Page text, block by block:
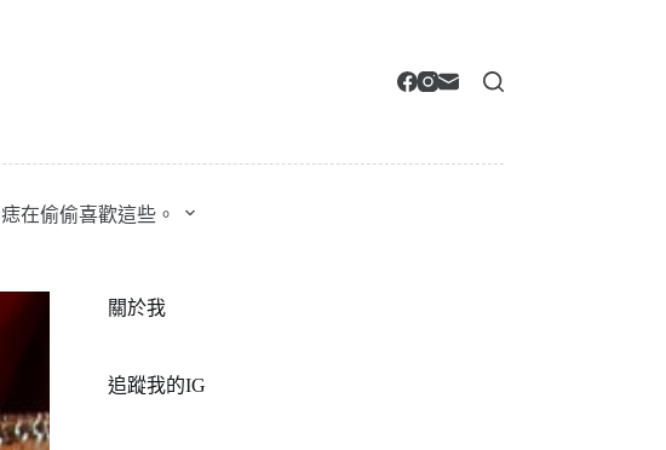
痣在偷偷喜歡這些。
關於我
追蹤我的IG